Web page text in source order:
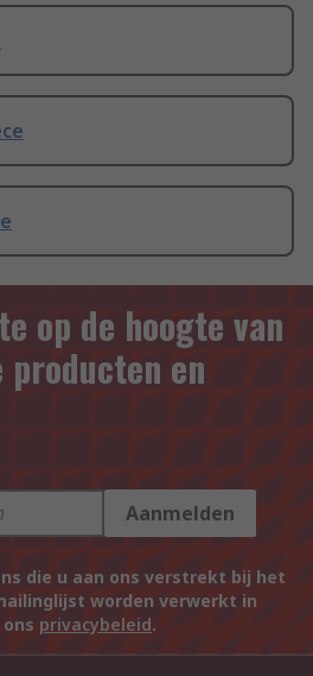
op de hoogte van
producten en
Aanmelden
die u aan ons verstrekt bij het
worden verwerkt in
privacybeleid.